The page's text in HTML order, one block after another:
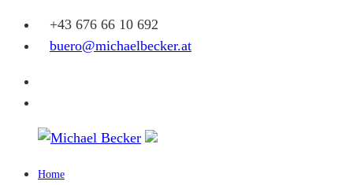
Skip
+43 676 66 10 692
buero@michaelbecker.at
Home